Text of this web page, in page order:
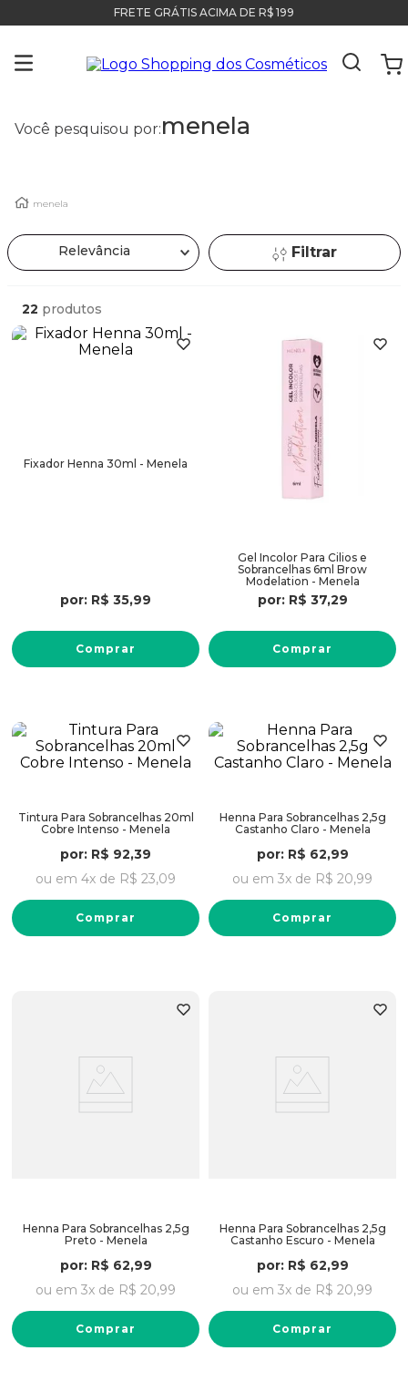
FRETE GRÁTIS ACIMA DE R$ 199
Você pesquisou por:menela
menela
Relevância Filtrar
22 produtos
Fixador Henna 30ml - Menela
por: R$ 35,99
Comprar
Gel Incolor Para Cilios e
Sobrancelhas 6ml Brow
Modelation - Menela
por: R$ 37,29
Comprar
Tintura Para Sobrancelhas 20ml
Cobre Intenso - Menela
por: R$ 92,39
ou em 4x de R$ 23,09
Comprar
Henna Para Sobrancelhas 2,5g
Castanho Claro - Menela
por: R$ 62,99
ou em 3x de R$ 20,99
Comprar
Henna Para Sobrancelhas 2,5g
Preto - Menela
por: R$ 62,99
ou em 3x de R$ 20,99
Comprar
Henna Para Sobrancelhas 2,5g
Castanho Escuro - Menela
por: R$ 62,99
ou em 3x de R$ 20,99
Comprar